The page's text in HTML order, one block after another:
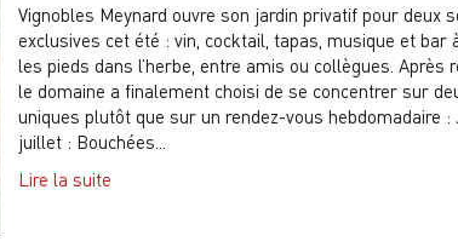
Vignobles Meynard ouvre son jardin privatif pour deux
exclusives cet été : vin, cocktail, tapas, musique et bar
les pieds dans l’herbe, entre amis ou collègues. Après
le domaine a finalement choisi de se concentrer sur
uniques plutôt que sur un rendez-vous hebdomadaire :
juillet : Bouchées...
Lire la suite